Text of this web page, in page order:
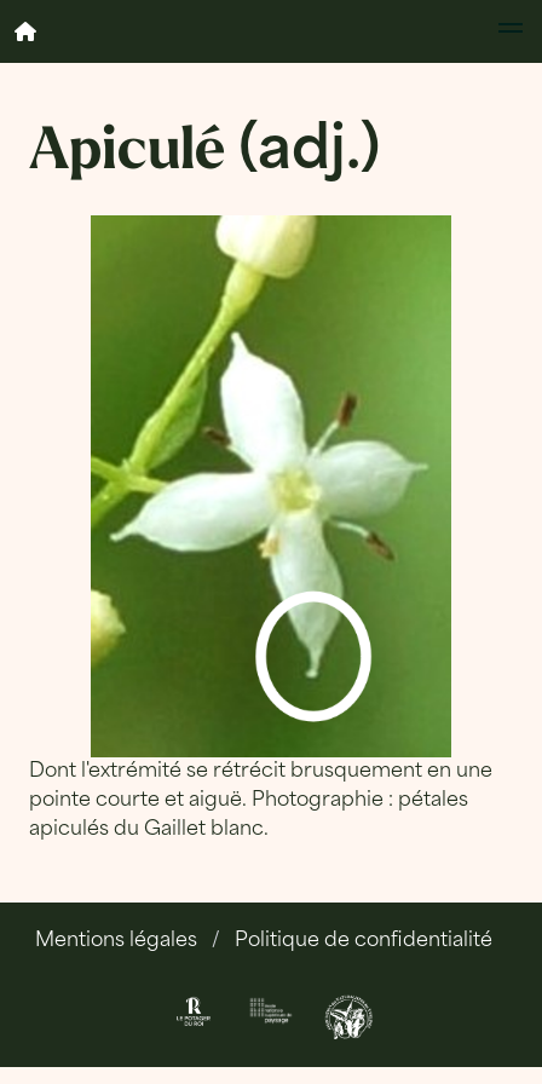
Apiculé (adj.)
Dont l'extrémité se rétrécit brusquement en une
pointe courte et aiguë. Photographie : pétales
apiculés du Gaillet blanc.
Mentions légales Politique de confidentialité